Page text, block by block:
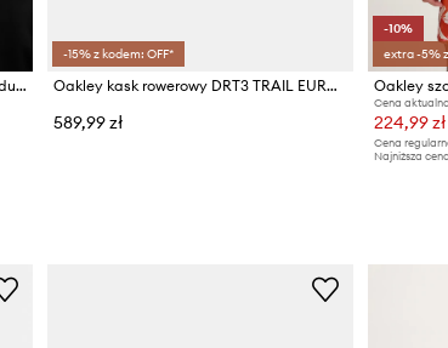
Oakley kask rowerowy męski ARO3 Endurance
-15% z kodem: OFF*
Oakley kask rowerowy DRT3 TRAIL EUROPE
589,99 zł
-10%
extra -5%
Cena
224,99 zł
Cena
Najniższa